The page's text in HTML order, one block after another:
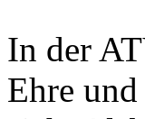
In der
Ehre